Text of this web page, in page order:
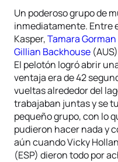
Un poderoso grupo de
inmediatamente. Entre
Kasper,Tamara Gorman
Gillian Backhouse
El pelotón logró abrir
ventaja era de 42
vueltas alrededor del
trabajaban juntas y se
pequeño grupo, con lo
pudieron hacer nada y
aún cuando Vicky
(ESP) dieron todo por